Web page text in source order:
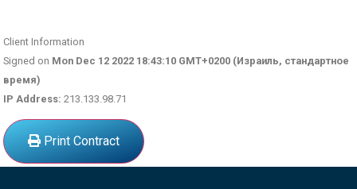
Client Information
Signed on Mon Dec 12 2022 18:43:10 GMT+0200 (Израиль, стандартное
время)
IP Address: 213.133.98.71
Print Contract